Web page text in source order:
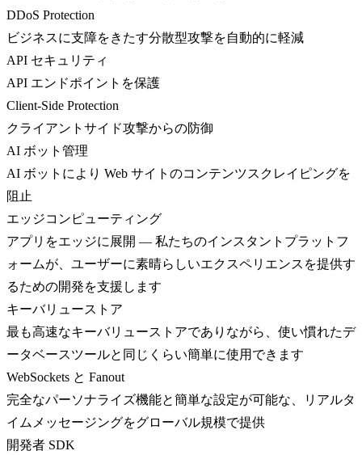
DDoS Protection
ビジネスに支障をきたす分散型攻撃を自動的に軽減
API セキュリティ
API エンドポイントを保護
Client-Side Protection
クライアントサイド攻撃からの防御
AI ボット管理
AI ボットにより Web サイトのコンテンツスクレイピングを
阻止
エッジコンピューティング
アプリをエッジに展開 — 私たちのインスタントプラットフ
ォームが、ユーザーに素晴らしいエクスペリエンスを提供す
るための開発を支援します
キーバリューストア
最も高速なキーバリューストアでありながら、使い慣れたデ
ータベースツールと同じくらい簡単に使用できます
WebSockets と Fanout
完全なパーソナライズ機能と簡単な設定が可能な、リアルタ
イムメッセージングをグローバル規模で提供
開発者 SDK